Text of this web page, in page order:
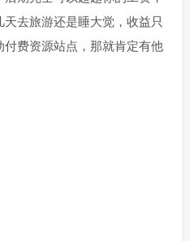
去旅游还是睡大觉，收益只
费资源站点，那就肯定有他